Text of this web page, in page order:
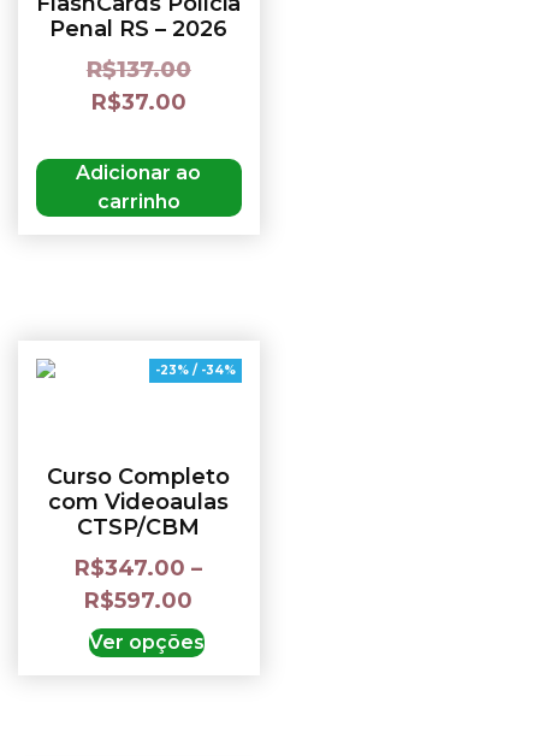
Penal RS – 2026
R$137.00
R$37.00
Adicionar ao
carrinho
-23% / -34%
Curso Completo
com Videoaulas
CTSP/CBM
R$347.00 –
R$597.00
Ver opções